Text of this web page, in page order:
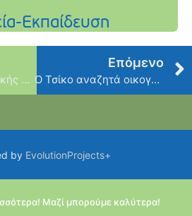
Συνεδρίαση Δημοτικής Επιτροπής
Επόμενο
Ο Τσίκο αναζητά οικογένεια!
by EvolutionProjects+
Μαζί μπορούμε καλύτερα!